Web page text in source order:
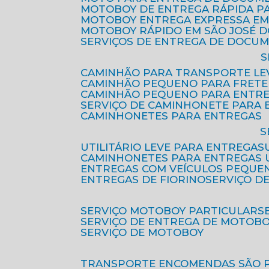
MOTOBOY DE ENTREGA RÁPIDA
MOTOBOY ENTREGA EXPRESSA
MOTOBOY RÁPIDO EM SÃO JOSÉ
SERVIÇOS DE ENTREGA DE
CAMINHÃO PARA TRANSPORTE
CAMINHÃO PEQUENO PARA
CAMINHÃO PEQUENO PARA
SERVIÇO DE CAMINHONETE PARA
CAMINHONETES PARA ENTREGAS
UTILITÁRIO LEVE PARA ENTREGAS
CAMINHONETES PARA ENTREGAS
ENTREGAS COM VEÍCULOS
ENTREGAS DE FIORINO
SERVIÇO
SERVIÇO MOTOBOY PARTICULAR
SERVIÇO DE ENTREGA DE
SERVIÇO DE MOTOBOY
TRANSPORTE ENCOMENDAS SÃO